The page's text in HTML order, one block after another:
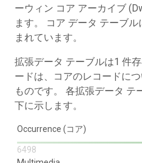
ーウィン コア アーカイブ
ます。 コア データ テーブ
まれています。
拡張データ テーブルは1 件
ードは、コアのレコードに
ものです。 各拡張データ テ
下に示します。
Occurrence (コア)
6498